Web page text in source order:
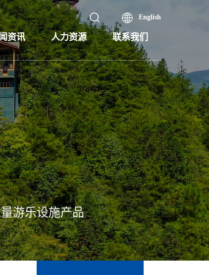
English
资讯 人力资源 联系我们
游乐设施产品